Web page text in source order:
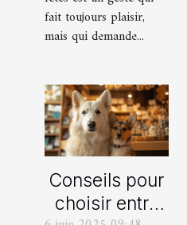
fait toujours plaisir,
mais qui demande...
Conseils pour
choisir entre